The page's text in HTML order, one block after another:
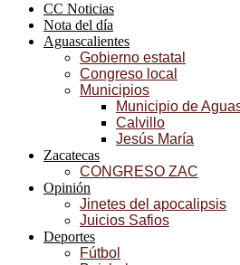
CC Noticias
Nota del día
Aguascalientes
Gobierno estatal
Congreso local
Municipios
Municipio de
Calvillo
Jesús María
Zacatecas
CONGRESO ZAC
Opinión
Jinetes del apocalipsis
Juicios Safios
Deportes
Fútbol